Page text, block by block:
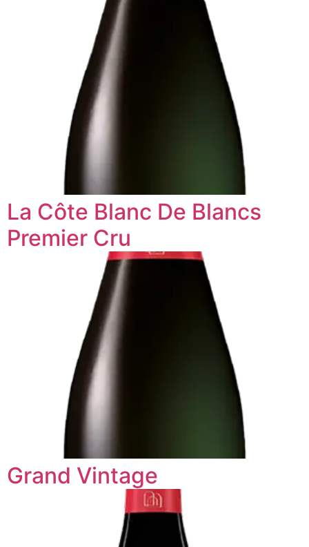
La Côte Blanc De Blancs
Premier Cru
Grand Vintage